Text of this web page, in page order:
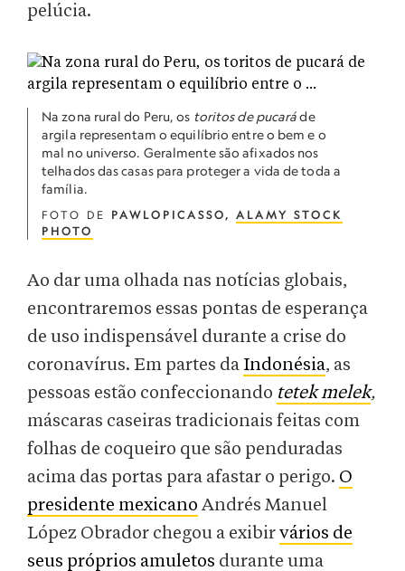
pelúcia.
Na zona rural do Peru, os toritos de pucaráde
argila representam o equilíbrio entre o bem e o
mal no universo. Geralmente são afixados nos
telhados das casas para proteger a vida de toda a
família.
FOTO DE PAWLOPICASSO, ALAMY STOCK
PHOTO
Ao dar uma olhada nas notícias globais,
encontraremos essas pontas de esperança
de uso indispensável durante a crise do
coronavírus. Em partes da Indonésia, as
pessoas estão confeccionando tetek melek,
máscaras caseiras tradicionais feitas com
folhas de coqueiro que são penduradas
acima das portas para afastar o perigo. O
presidente mexicano Andrés Manuel
López Obrador chegou a exibirvários de
seus próprios amuletos durante uma